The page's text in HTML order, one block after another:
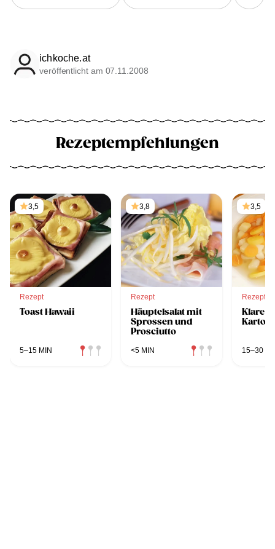
ichkoche.at
veröffentlicht am 07.11.2008
Rezeptempfehlungen
3,5
Rezept
Toast Hawaii
5–15 MIN
3,8
Rezept
Häuptelsalat mit
Sprossen und
Prosciutto
<5 MIN
3,5
Rezept
Klare
15–30